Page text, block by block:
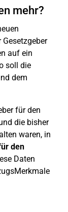
mehr?
auf ein
soll die
dem
für den
die bisher
waren, in
den
Daten